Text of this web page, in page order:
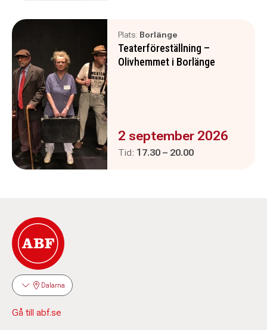
Plats: Borlänge
Teaterföreställning –
Olivhemmet i Borlänge
Evenemanget är :
2 september 2026
Tid: Pågår mellan
17.30 – och
20.00
Dalarna
Gå till abf.se